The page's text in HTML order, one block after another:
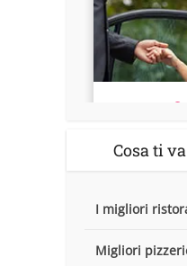
Cosa ti
I migliori
Migliori